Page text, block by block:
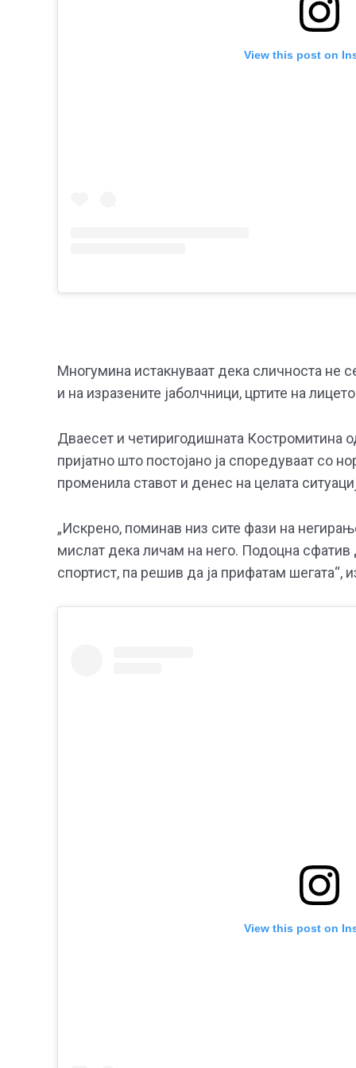
View this post on
Многумина истакнуваат дека сличноста не
и на изразените јаболчници, цртите на
Дваесет и четиригодишната Костромитина
пријатно што постојано ја споредуваат со
променила ставот и денес на целата
„Искрено, поминав низ сите фази на
мислат дека личам на него. Подоцна
спортист, па решив да ја прифатам шегата“,
View this post on